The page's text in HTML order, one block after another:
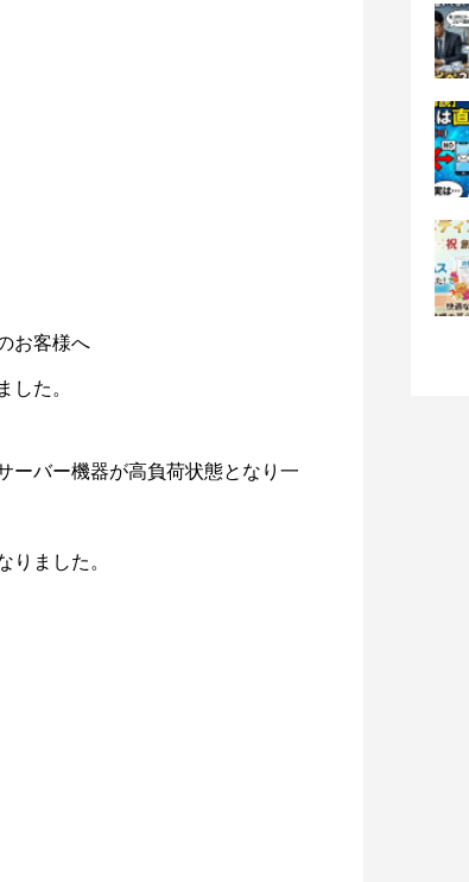
客様へ
した。
ー機器が高負荷状態となり一
りました。